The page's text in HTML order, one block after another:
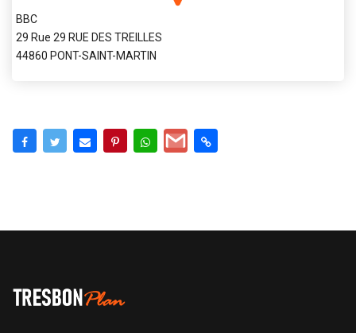
BBC
29 Rue 29 RUE DES TREILLES
44860 PONT-SAINT-MARTIN